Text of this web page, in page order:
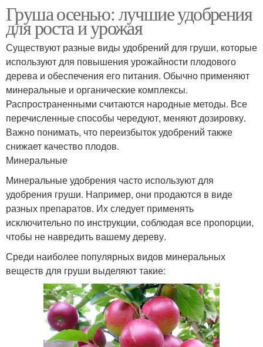
Груша осенью: лучшие удобрения
для роста и урожая
Существуют разные виды удобрений для груши, которые
используют для повышения урожайности плодового
дерева и обеспечения его питания. Обычно применяют
минеральные и органические комплексы.
Распространенными считаются народные методы. Все
перечисленные способы чередуют, меняют дозировку.
Важно понимать, что переизбыток удобрений также
снижает качество плодов.
Минеральные
Минеральные удобрения часто используют для
удобрения груши. Например, они продаются в виде
разных препаратов. Их следует применять
исключительно по инструкции, соблюдая все пропорции,
чтобы не навредить вашему дереву.
Среди наиболее популярных видов минеральных
веществ для груши выделяют такие: